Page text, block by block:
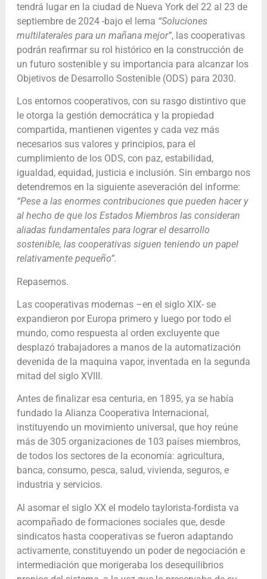
tendrá lugar en la ciudad de Nueva York del 22 al 23 de
septiembre de 2024 -bajo el lema “Soluciones
multilaterales para un mañana mejor”, las cooperativas
podrán reafirmar su rol histórico en la construcción de
un futuro sostenible y su importancia para alcanzar los
Objetivos de Desarrollo Sostenible (ODS) para 2030.
Los entornos cooperativos, con su rasgo distintivo que
le otorga la gestión democrática y la propiedad
compartida, mantienen vigentes y cada vez más
necesarios sus valores y principios, para el
cumplimiento de los ODS, con paz, estabilidad,
igualdad, equidad, justicia e inclusión. Sin embargo nos
detendremos en la siguiente aseveración del informe:
“Pese a las enormes contribuciones que pueden hacer y
al hecho de que los Estados Miembros las consideran
aliadas fundamentales para lograr el desarrollo
sostenible, las cooperativas siguen teniendo un papel
relativamente pequeño”.
Repasemos.
Las cooperativas modernas –en el siglo XIX- se
expandieron por Europa primero y luego por todo el
mundo, como respuesta al orden excluyente que
desplazó trabajadores a manos de la automatización
devenida de la maquina vapor, inventada en la segunda
mitad del siglo XVIII.
Antes de finalizar esa centuria, en 1895, ya se había
fundado la Alianza Cooperativa Internacional,
instituyendo un movimiento universal, que hoy reúne
más de 305 organizaciones de 103 países miembros,
de todos los sectores de la economía: agricultura,
banca, consumo, pesca, salud, vivienda, seguros, e
industria y servicios.
Al asomar el siglo XX el modelo taylorista-fordista va
acompañado de formaciones sociales que, desde
sindicatos hasta cooperativas se fueron adaptando
activamente, constituyendo un poder de negociación e
intermediación que morigeraba los desequilibrios